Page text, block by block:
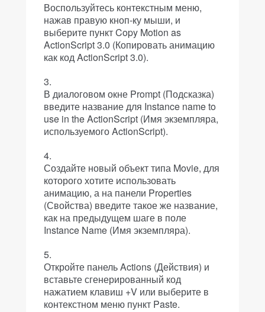
Воспользуйтесь контекстным меню,
нажав правую кноп-ку мыши, и
выберите пункт Copy Motion as
ActionScript 3.0 (Копировать анимацию
как код ActionScript 3.0).
В диалоговом окне Prompt (Подсказка)
введите название для Instance name to
use in the ActionScript (Имя экземпляра,
используемого ActionScript).
Создайте новый объект типа Movie, для
которого хотите использовать
анимацию, а на панели Properties
(Свойства) введите такое же название,
как на предыдущем шаге в поле
Instance Name (Имя экземпляра).
Откройте панель Actions (Действия) и
вставьте сгенерированный код
нажатием клавиш +V или выберите в
контекстном меню пункт Paste.